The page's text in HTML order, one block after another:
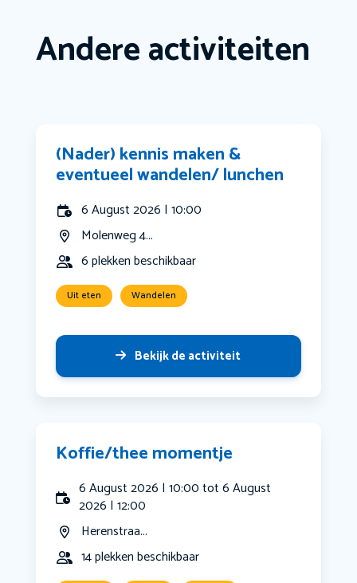
Andere activiteiten
(Nader) kennis maken &
eventueel wandelen/ lunchen
6 August 2026 | 10:00
Molenweg 4...
6 plekken beschikbaar
Uit eten Wandelen
Bekijk de activiteit
Koffie/thee momentje
6 August 2026 | 10:00 tot 6 August
2026 | 12:00
Herenstraa...
14 plekken beschikbaar